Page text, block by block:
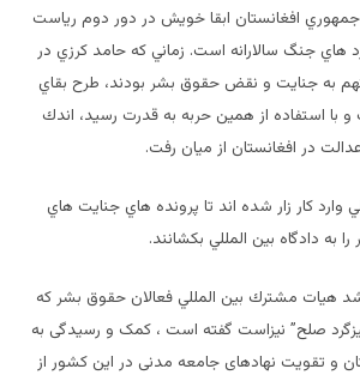
افغانستان ابقا خويش در دور دوم رياست
هاي جنگ سالارانه است. زماني كه حامد كرزي در
به جنايت و نقض حقوق بشر بودند، طرح بقاي
استفاده از همين حربه به قدرت رسيد، اندك
در افغانستان از ميان رفت.
وارد كار زار شده اند تا پرونده هاي جنايت هاي
دادگاه بين المللي بكشانند.
هیات مشترك بين المللي فعالان حقوق بشر که
صلح” نيزاست گفته است ، کمک و رسیدگی به
و تقویت نهادهای جامعه مدنی در اين کشور از